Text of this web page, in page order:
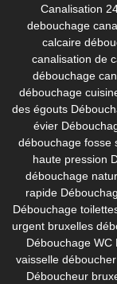
Canalisation
debouchage
calcaire
canalisation de
débouchage
débouchage
des égouts
évier
débouchage fosse
haute pression
débouchage
rapide
Débouchage
urgent bruxelles
Débouchage WC
vaisselle déboucher
Déboucheur